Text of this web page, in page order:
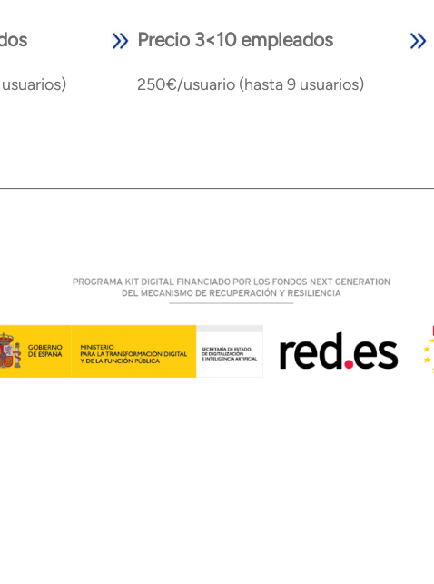
Precio 3<10 empleados
250€/usuario (hasta 9 usuarios)